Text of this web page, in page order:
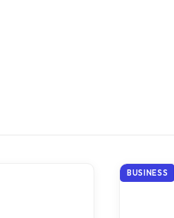
BUSINESS